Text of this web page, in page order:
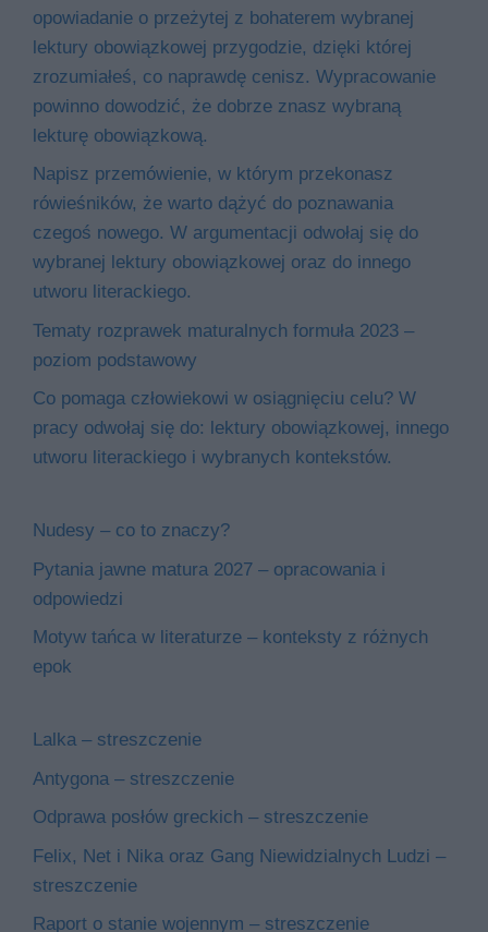
opowiadanie o przeżytej z bohaterem wybranej
lektury obowiązkowej przygodzie, dzięki której
zrozumiałeś, co naprawdę cenisz. Wypracowanie
powinno dowodzić, że dobrze znasz wybraną
lekturę obowiązkową.
Napisz przemówienie, w którym przekonasz
rówieśników, że warto dążyć do poznawania
czegoś nowego. W argumentacji odwołaj się do
wybranej lektury obowiązkowej oraz do innego
utworu literackiego.
Tematy rozprawek maturalnych formuła 2023 –
poziom podstawowy
Co pomaga człowiekowi w osiągnięciu celu? W
pracy odwołaj się do: lektury obowiązkowej, innego
utworu literackiego i wybranych kontekstów.
Nudesy – co to znaczy?
Pytania jawne matura 2027 – opracowania i
odpowiedzi
Motyw tańca w literaturze – konteksty z różnych
epok
Lalka – streszczenie
Antygona – streszczenie
Odprawa posłów greckich – streszczenie
Felix, Net i Nika oraz Gang Niewidzialnych Ludzi –
streszczenie
Raport o stanie wojennym – streszczenie